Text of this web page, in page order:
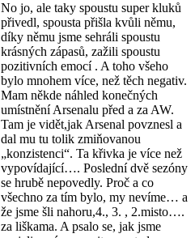
No jo, ale taky spoustu super kluků
přivedl, spousta přišla kvůli němu,
díky němu jsme sehráli spoustu
krásných zápasů, zažili spoustu
pozitivních emocí . A toho všeho
bylo mnohem více, než těch negativ.
Mam někde náhled konečných
umístnění Arsenalu před a za AW.
Tam je vidět,jak Arsenal povznesl a
dal mu tu tolik zmiňovanou
„konzistenci“. Ta křivka je více než
vypovídající…. Poslední dvě sezóny
se hrubě nepovedly. Proč a co
všechno za tím bylo, my nevíme… a
že jsme šli nahoru,4., 3. , 2.misto….
za liškama. A psalo se, jak jsme